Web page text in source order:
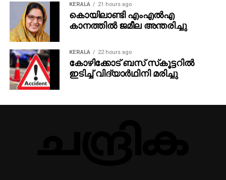
KERALA 21 hours ago
കൊയിലാണ്ടി എംഎല്‍എ
കാനത്തില്‍ ജമീല അന്തരിച്ചു
KERALA 22 hours ago
കോഴിക്കോട് ബസ് സ്‌കൂട്ടറില്‍
ഇടിച്ച് വിദ്യാര്‍ഥിനി മരിച്ചു